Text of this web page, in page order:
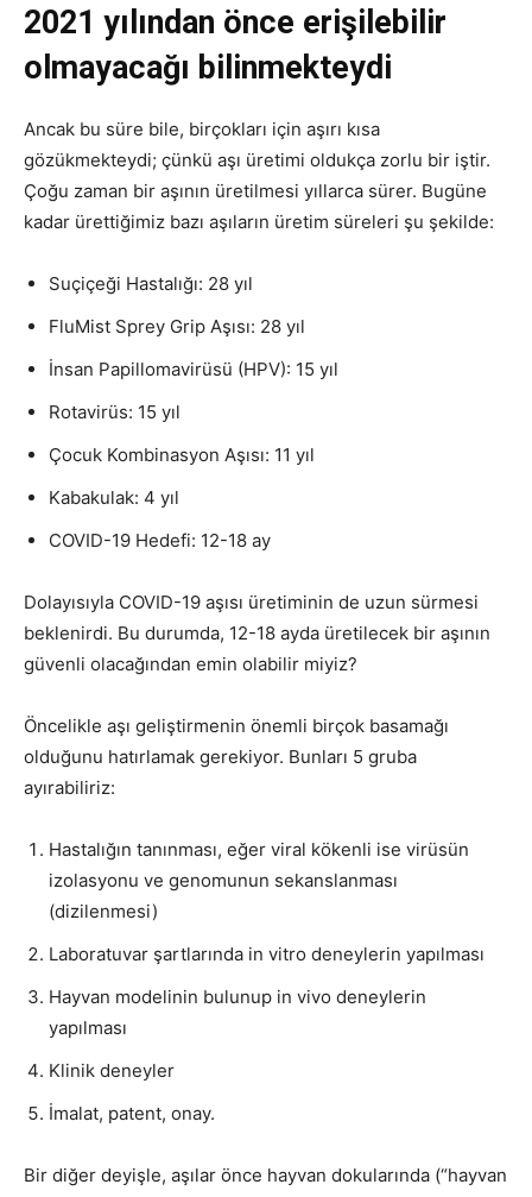
2021 yılından önce erişilebilir
olmayacağı bilinmekteydi
Ancak bu süre bile, birçokları için aşırı kısa
gözükmekteydi; çünkü aşı üretimi oldukça zorlu bir iştir.
Çoğu zaman bir aşının üretilmesi yıllarca sürer. Bugüne
kadar ürettiğimiz bazı aşıların üretim süreleri şu şekilde:
Suçiçeği Hastalığı: 28 yıl
FluMist Sprey Grip Aşısı: 28 yıl
İnsan Papillomavirüsü (HPV): 15 yıl
Rotavirüs: 15 yıl
Çocuk Kombinasyon Aşısı: 11 yıl
Kabakulak: 4 yıl
COVID-19 Hedefi: 12-18 ay
Dolayısıyla COVID-19 aşısı üretiminin de uzun sürmesi
beklenirdi. Bu durumda, 12-18 ayda üretilecek bir aşının
güvenli olacağından emin olabilir miyiz?
Öncelikle aşı geliştirmenin önemli birçok basamağı
olduğunu hatırlamak gerekiyor. Bunları 5 gruba
ayırabiliriz:
Hastalığın tanınması, eğer viral kökenli ise virüsün
izolasyonu ve genomunun sekanslanması
(dizilenmesi)
Laboratuvar şartlarında in vitro deneylerin yapılması
Hayvan modelinin bulunup in vivo deneylerin
yapılması
Klinik deneyler
İmalat, patent, onay.
Bir diğer deyişle, aşılar önce hayvan dokularında (“hayvan